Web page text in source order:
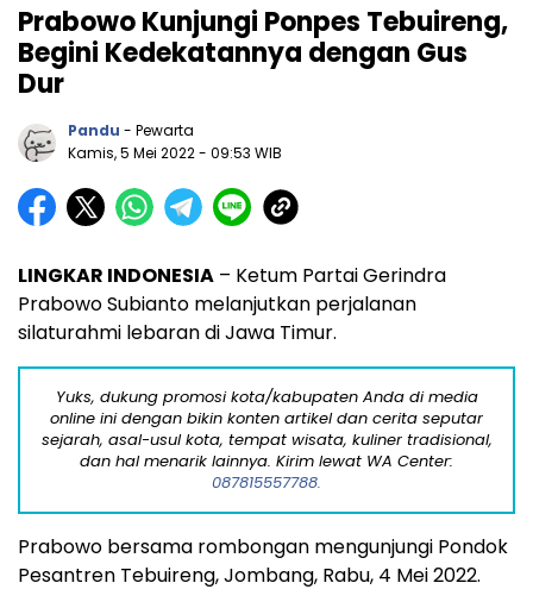
Prabowo Kunjungi Ponpes Tebuireng,
Begini Kedekatannya dengan Gus
Dur
Pandu - Pewarta
Kamis, 5 Mei 2022- 09:53 WIB
LINGKAR INDONESIA – Ketum Partai Gerindra
Prabowo Subianto melanjutkan perjalanan
silaturahmi lebaran di Jawa Timur.
Yuks, dukung promosi kota/kabupaten Anda di media
online ini dengan bikin konten artikel dan cerita seputar
sejarah, asal-usul kota, tempat wisata, kuliner tradisional,
dan hal menarik lainnya. Kirim lewat WA Center:
087815557788.
Prabowo bersama rombongan mengunjungi Pondok
Pesantren Tebuireng, Jombang, Rabu, 4 Mei 2022.